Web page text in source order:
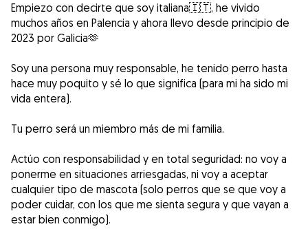
Empiezo con decirte que soy italiana🇮🇹, he vivido
muchos años en Palencia y ahora llevo desde principio de
2023 por Galicia🫶
Soy una persona muy responsable, he tenido perro hasta
hace muy poquito y sé lo que significa (para mi ha sido mi
vida entera).
Tu perro será un miembro más de mi familia.
Actúo con responsabilidad y en total seguridad: no voy a
ponerme en situaciones arriesgadas, ni voy a aceptar
cualquier tipo de mascota (solo perros que se que voy a
poder cuidar, con los que me sienta segura y que vayan a
estar bien conmigo).